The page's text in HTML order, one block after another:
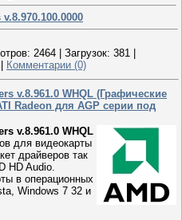
2464 | Загрузок: 381 |
| Комментарии (0)
v.8.961.0 WHQL (Графические
Radeon для AGP серии под
v.8.961.0 WHQL
для видеокарты
драйверов так
HD Audio.
в операционных
Windows 7 32 и